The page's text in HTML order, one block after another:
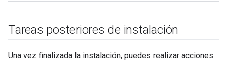
Tareas posteriores de instalación
Una vez finalizada la instalación, puedes realizar acciones